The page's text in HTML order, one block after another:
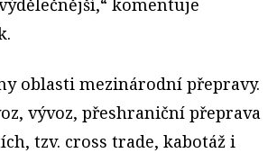
komentuje
oblasti mezinárodní přepravy.
vývoz, přeshraniční přeprava
tzv. cross trade, kabotáž i